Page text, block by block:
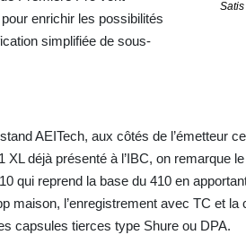
enrichir les possibilités
simplifiée de sous-
AEITech, aux côtés de l’émetteur
XL déjà présenté à l’IBC, on remarque
qui reprend la base du 410 en
maison, l’enregistrement avec TC et la
capsules tierces type Shure ou DPA.